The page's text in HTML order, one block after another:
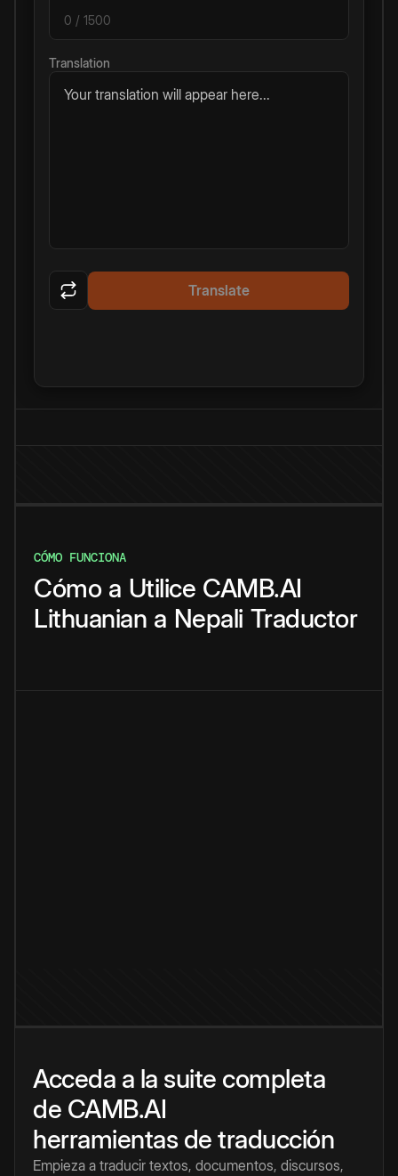
0 / 1500
Translation
Your translation will appear here...
Translate
CÓMO FUNCIONA
Cómo a Utilice CAMB.AI
Lithuanian a Nepali Traductor
Acceda a la suite completa
de CAMB.AI
herramientas de traducción
Empieza a traducir textos, documentos, discursos,